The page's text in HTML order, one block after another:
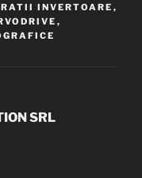
INVERTOARE ,
,
SRL